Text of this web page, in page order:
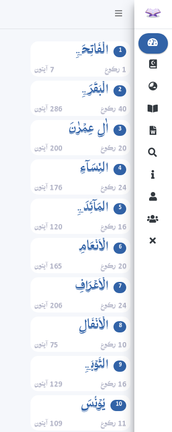
1 الۡفَاتِحَۃِ
1 رڪوع 7 آيتون
2 الۡبَقَرَۃِ
40 رڪوع 286 آيتون
3 اٰلِ عِمۡرٰنَ
20 رڪوع 200 آيتون
4 النِّسَآءِ
24 رڪوع 176 آيتون
5 المَآئِدَۃِ
16 رڪوع 120 آيتون
6 الۡاَنۡعَامِ
20 رڪوع 165 آيتون
7 الۡاَعۡرَافِ
24 رڪوع 206 آيتون
8 الۡاَنۡفَالِ
10 رڪوع 75 آيتون
9 التَّوۡبَۃِ
16 رڪوع 129 آيتون
10 یُوۡنُسَ
11 رڪوع 109 آيتون